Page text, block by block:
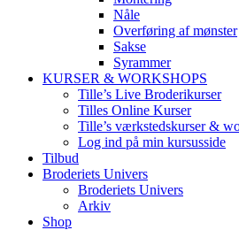
Nåle
Overføring af mønster
Sakse
Syrammer
KURSER & WORKSHOPS
Tille’s Live Broderikurser
Tilles Online Kurser
Tille’s værkstedskurser &
Log ind på min kursusside
Tilbud
Broderiets Univers
Broderiets Univers
Arkiv
Shop